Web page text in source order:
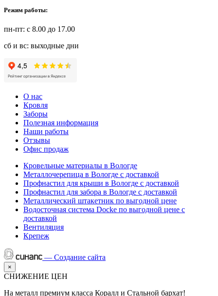
Режим работы:
пн-пт: с 8.00 до 17.00
сб и вс: выходные дни
О нас
Кровля
Заборы
Полезная информация
Наши работы
Отзывы
Офис продаж
Кровельные материалы в Вологде
Металлочерепица в Вологде с доставкой
Профнастил для крыши в Вологде с доставкой
Профнастил для забора в Вологде с доставкой
Металлический штакетник по выгодной цене
Водосточная система Docke по выгодной цене с
доставкой
Вентиляция
Крепеж
— Создание сайта
×
СНИЖЕНИЕ ЦЕН
На металл премиум класса Коралл и Стальной бархат!